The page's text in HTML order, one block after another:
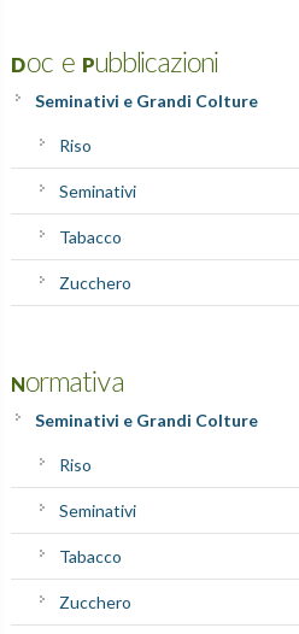
Doc e Pubblicazioni
Seminativi e Grandi Colture
Riso
Seminativi
Tabacco
Zucchero
Normativa
Seminativi e Grandi Colture
Riso
Seminativi
Tabacco
Zucchero